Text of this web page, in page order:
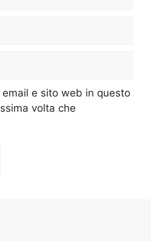
e sito web in questo
volta che